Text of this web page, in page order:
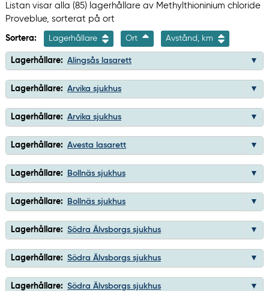
Listan visar alla (85) lagerhållare av Methylthioninium chloride
Proveblue, sorterat på ort
Sortera: Lagerhållare Ort Avstånd, km
Lagerhållare: Alingsås lasarett
Lagerhållare: Arvika sjukhus
Lagerhållare: Arvika sjukhus
Lagerhållare: Avesta lasarett
Lagerhållare: Bollnäs sjukhus
Lagerhållare: Bollnäs sjukhus
Lagerhållare: Södra Älvsborgs sjukhus
Lagerhållare: Södra Älvsborgs sjukhus
Lagerhållare: Södra Älvsborgs sjukhus